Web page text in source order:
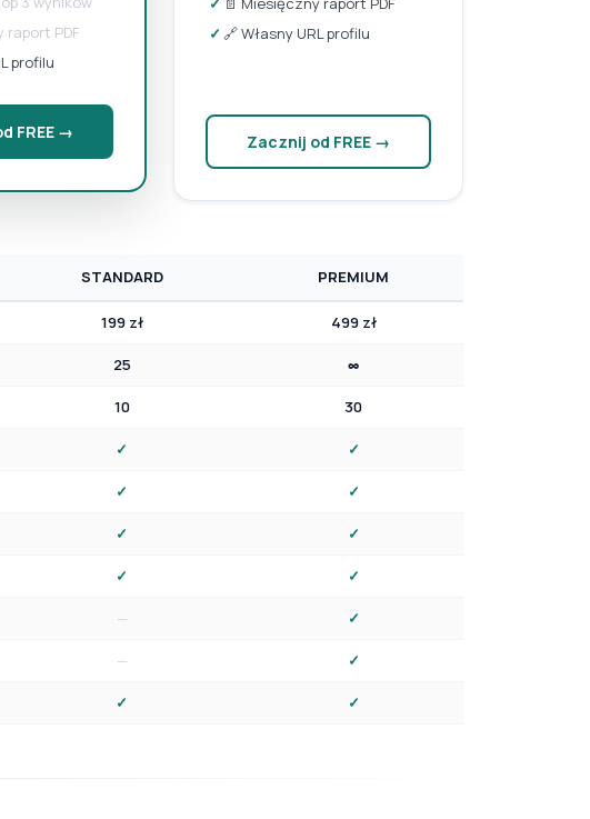
raport PDF
profilu
FREE →
✓ 🔗 Własny URL profilu
Zacznij od FREE →
STANDARD PREMIUM
199 zł 499 zł
25 ∞
10 30
✓ ✓
✓ ✓
✓ ✓
✓ ✓
— ✓
— ✓
✓ ✓